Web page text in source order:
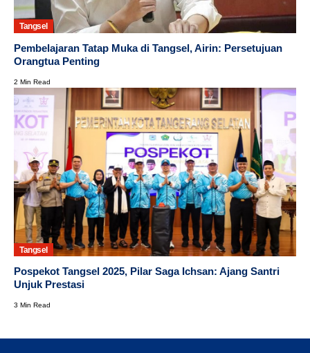
Tangsel
Pembelajaran Tatap Muka di Tangsel, Airin: Persetujuan
Orangtua Penting
2 Min Read
Tangsel
Pospekot Tangsel 2025, Pilar Saga Ichsan: Ajang Santri
Unjuk Prestasi
3 Min Read